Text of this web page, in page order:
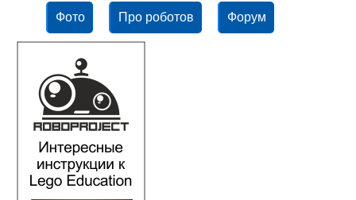
Фото Про роботов Форум